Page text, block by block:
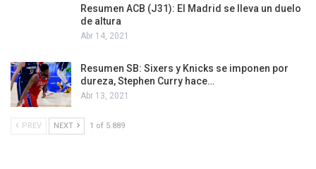
Resumen ACB (J31): El Madrid se lleva un duelo
de altura
Abr 14, 2021
Resumen SB: Sixers y Knicks se imponen por
dureza, Stephen Curry hace…
Abr 13, 2021
PREV NEXT 1 of 5.889